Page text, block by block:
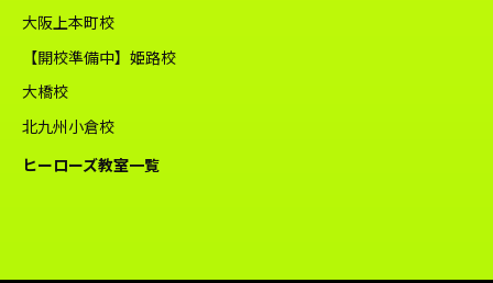
大阪上本町校
【開校準備中】姫路校
大橋校
北九州小倉校
ヒーローズ教室一覧